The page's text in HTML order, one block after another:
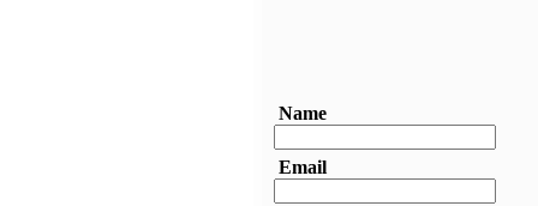
Name
Email